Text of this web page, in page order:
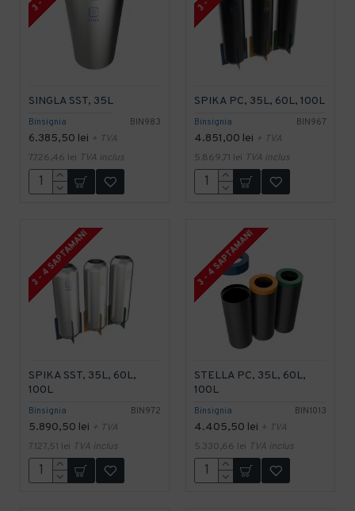
Binsignia BIN983
SINGLA SST, 35L
6.385,50 lei + TVA
7.726,46 lei TVA inclus
Binsignia BIN967
SPIKA PC, 35L, 60L, 100L
4.851,00 lei + TVA
5.869,71 lei TVA inclus
3 - 4 SAPTAMANI
Binsignia BIN972
SPIKA SST, 35L, 60L,
100L
5.890,50 lei + TVA
7.127,51 lei TVA inclus
3 - 4 SAPTAMANI
Binsignia BIN1013
STELLA PC, 35L, 60L,
100L
4.405,50 lei + TVA
5.330,66 lei TVA inclus